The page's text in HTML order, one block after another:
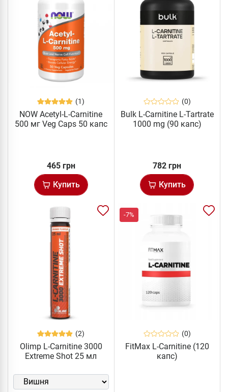
(1)
NOW Acetyl-L-Carnitine
500 мг Veg Caps 50 капс
465 грн
Купить
(0)
Bulk L-Carnitine L-Tartrate
1000 mg (90 капс)
782 грн
Купить
(2)
Olimp L-Carnitine 3000
Extreme Shot 25 мл
-7%
(0)
FitMax L-Carnitine (120
капс)